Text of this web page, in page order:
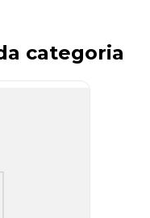
categoria